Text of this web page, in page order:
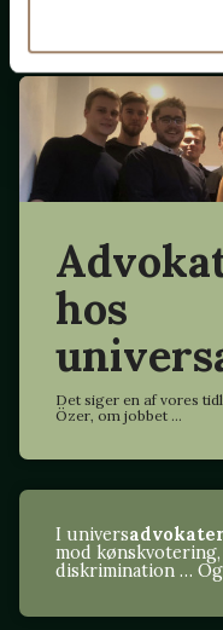
hos
Det siger en af vores
Özer, om jobbet ...
I univers
mod
diskrimination …